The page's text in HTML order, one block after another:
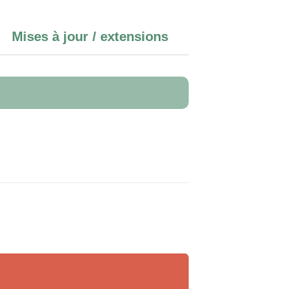
Mises à jour / extensions